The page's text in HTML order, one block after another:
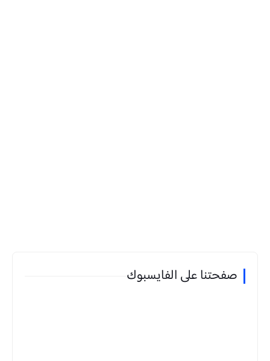
صفحتنا على الفايسبوك